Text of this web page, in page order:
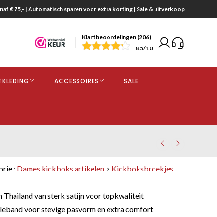
€ 75,- | Automatisch sparen voor extra korting | Sale & uitverkoop
Klantbeoordelingen (206)
8.5/10
ACCESSOIRES SALE
: Dames kickboks artikelen > Kickboksbroekjes
Thailand van sterk satijn voor topkwaliteit
voor stevige pasvorm en extra comfort